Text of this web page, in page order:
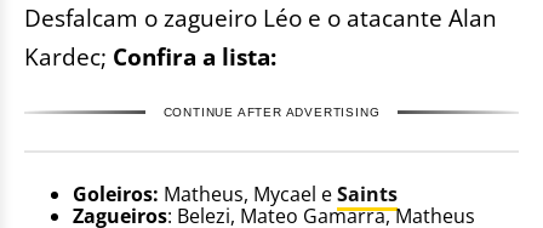
Desfalcam o zagueiro Léo e o atacante Alan
Kardec; Confira a lista:
CONTINUE AFTER ADVERTISING
Goleiros: Matheus, Mycael eSaints
Zagueiros: Belezi, Mateo Gamarra, Matheus